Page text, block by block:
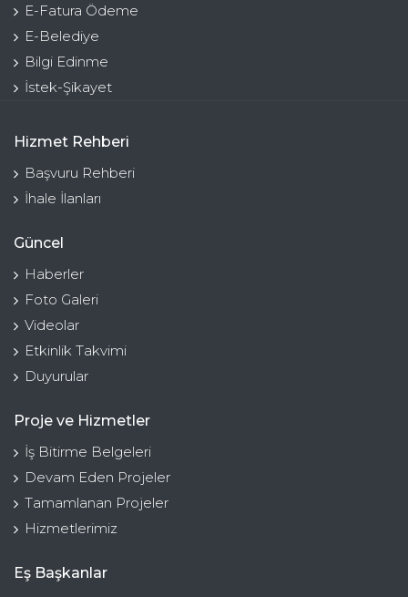
E-Fatura Ödeme
E-Belediye
Bilgi Edinme
İstek-Şikayet
Hizmet Rehberi
Başvuru Rehberi
İhale İlanları
Güncel
Haberler
Foto Galeri
Videolar
Etkinlik Takvimi
Duyurular
Proje ve Hizmetler
İş Bitirme Belgeleri
Devam Eden Projeler
Tamamlanan Projeler
Hizmetlerimiz
Eş Başkanlar